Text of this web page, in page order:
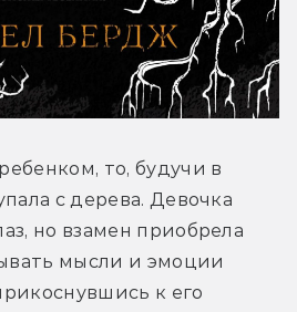
то, будучи в
с дерева. Девочка
но взамен приобрела
мысли и эмоции
к его